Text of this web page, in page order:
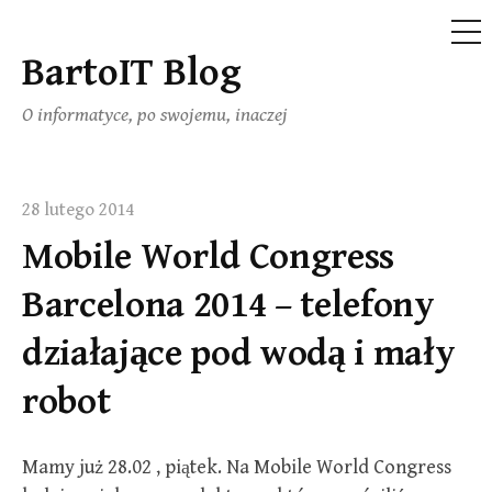
Skip
content
BartoIT Blog
O informatyce, po swojemu, inaczej
28 lutego 2014
Mobile World Congress
Barcelona 2014 – telefony
działające pod wodą i mały
robot
Mamy już 28.02 , piątek. Na Mobile World Congress